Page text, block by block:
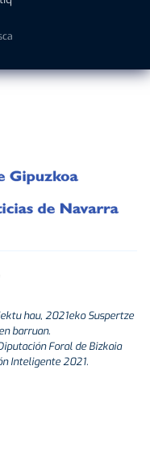
hau, 2021eko Suspertze
barruan.
Foral de Bizkaia
Inteligente 2021.